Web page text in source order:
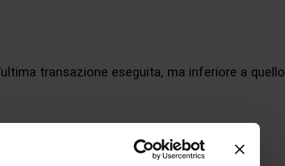
transazione eseguita, ma inferiore a quello
Y Z